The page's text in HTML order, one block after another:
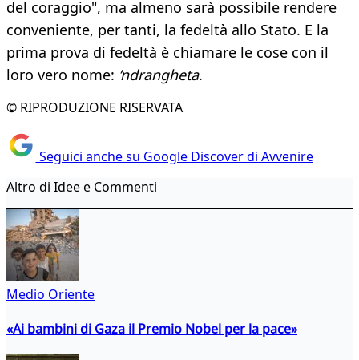
del coraggio", ma almeno sarà possibile rendere
conveniente, per tanti, la fedeltà allo Stato. E la
prima prova di fedeltà è chiamare le cose con il
loro vero nome: ’ndrangheta.
© RIPRODUZIONE RISERVATA
Seguici anche su Google Discover di Avvenire
Altro di Idee e Commenti
Medio Oriente
«Ai bambini di Gaza il Premio Nobel per la pace»